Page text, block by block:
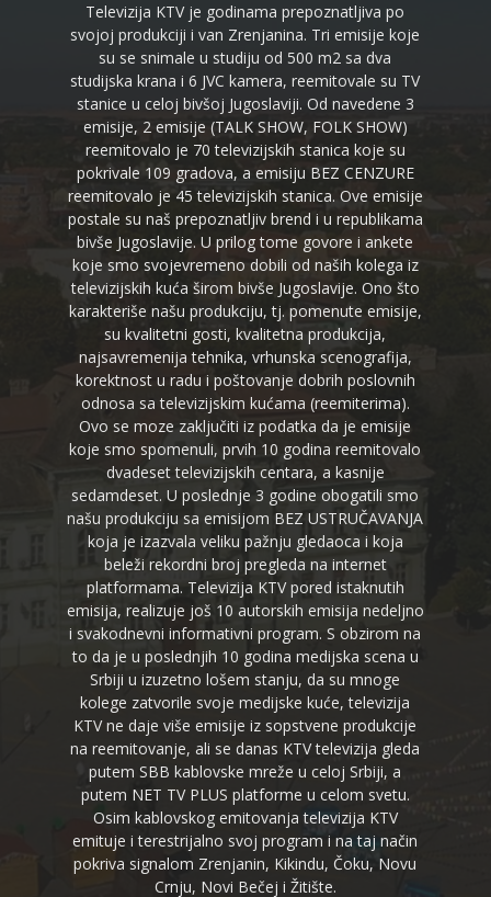
Televizija KTV je godinama prepoznatljiva po
svojoj produkciji i van Zrenjanina. Tri emisije koje
su se snimale u studiju od 500 m2 sa dva
studijska krana i 6 JVC kamera, reemitovale su TV
stanice u celoj bivšoj Jugoslaviji. Od navedene 3
emisije, 2 emisije (TALK SHOW, FOLK SHOW)
reemitovalo je 70 televizijskih stanica koje su
pokrivale 109 gradova, a emisiju BEZ CENZURE
reemitovalo je 45 televizijskih stanica. Ove emisije
postale su naš prepoznatljiv brend i u republikama
bivše Jugoslavije. U prilog tome govore i ankete
koje smo svojevremeno dobili od naših kolega iz
televizijskih kuća širom bivše Jugoslavije. Ono što
karakteriše našu produkciju, tj. pomenute emisije,
su kvalitetni gosti, kvalitetna produkcija,
najsavremenija tehnika, vrhunska scenografija,
korektnost u radu i poštovanje dobrih poslovnih
odnosa sa televizijskim kućama (reemiterima).
Ovo se moze zaključiti iz podatka da je emisije
koje smo spomenuli, prvih 10 godina reemitovalo
dvadeset televizijskih centara, a kasnije
sedamdeset. U poslednje 3 godine obogatili smo
našu produkciju sa emisijom BEZ USTRUČAVANJA
koja je izazvala veliku pažnju gledaoca i koja
beleži rekordni broj pregleda na internet
platformama. Televizija KTV pored istaknutih
emisija, realizuje još 10 autorskih emisija nedeljno
i svakodnevni informativni program. S obzirom na
to da je u poslednjih 10 godina medijska scena u
Srbiji u izuzetno lošem stanju, da su mnoge
kolege zatvorile svoje medijske kuće, televizija
KTV ne daje više emisije iz sopstvene produkcije
na reemitovanje, ali se danas KTV televizija gleda
putem SBB kablovske mreže u celoj Srbiji, a
putem NET TV PLUS platforme u celom svetu.
Osim kablovskog emitovanja televizija KTV
emituje i terestrijalno svoj program i na taj način
pokriva signalom Zrenjanin, Kikindu, Čoku, Novu
Crnju, Novi Bečej i Žitište.